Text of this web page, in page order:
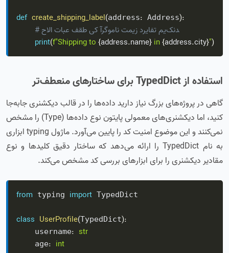
def create_shipping_label(address: Address):
# حالا تابع فقط یک آرگومان تمیز دریافت می‌کند
print(f"Shipping to {address.name} in {address.city}")
استفاده از TypedDict برای ساختارهای منعطف‌تر
گاهی در پروژه‌های بزرگ نیاز دارید داده‌ها را در قالب دیکشنری جابه‌جا
کنید، اما دیکشنری‌های معمولی پایتون نوع داده‌ها (Type) را مشخص
نمی‌کنند و این موضوع امنیت کد را پایین می‌آورد. ماژول typing ابزاری
به نام TypedDict را ارائه می‌دهد که ساختار دقیق کلیدها و نوع
مقادیر دیکشنری را برای ابزارهای بررسی کد مشخص می‌کند.
from typing import TypedDict
class UserProfile(TypedDict):
    username
: str
    age
: int